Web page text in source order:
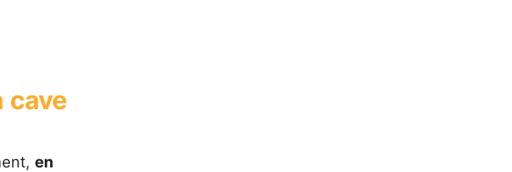
cave
en